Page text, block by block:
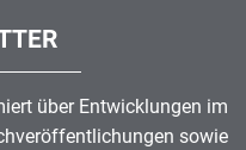
über Entwicklungen im
sowie